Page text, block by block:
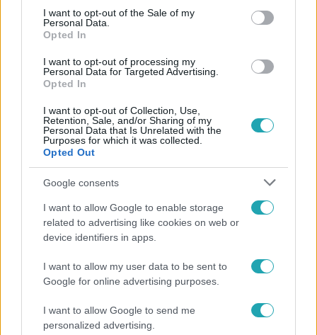
consent section.
I want to opt-out of the Sale of my
Personal Data.
Opted In
I want to opt-out of processing my
Personal Data for Targeted Advertising.
Opted In
I want to opt-out of Collection, Use,
Retention, Sale, and/or Sharing of my
Personal Data that Is Unrelated with the
Purposes for which it was collected.
Opted Out
Google consents
I want to allow Google to enable storage
related to advertising like cookies on web or
device identifiers in apps.
I want to allow my user data to be sent to
Google for online advertising purposes.
I want to allow Google to send me
personalized advertising.
2022. augusztus 20. 17:18
„Mit spóroljak. Hát mit? Nem fűtök, azt!” – nem
mondja meg a kormány, hogy kapnak-e segítséget
az árammal fűtők
Teljes bizonytalanságban várják a fűtési szezont azok,
akik csak áramot használnak. A kormány egy hónapja azt
mondta: dolgoznak azon, hogyan támogathatják azokat,
nem derült ki, kapnak-e segítséget a rezsicsökkentés
részleges eltörlése miatt az árammal fűtők, vagy a